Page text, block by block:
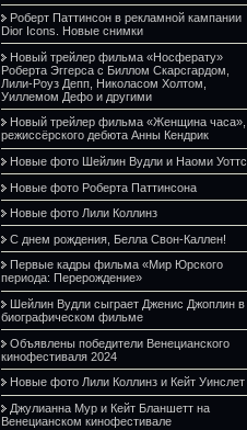
Роберт Паттинсон в рекламной кампании
Dior Icons. Новые снимки
Новый трейлер фильма «Носферату»
Роберта Эггерса с Биллом Скарсгардом,
Лили-Роуз Депп, Николасом Холтом,
Уиллемом Дефо и другими
Новый трейлер фильма «Женщина часа»,
режиссёрского дебюта Анны Кендрик
Новые фото Шейлин Вудли и Наоми Уоттс
Новые фото Роберта Паттинсона
Новые фото Лили Коллинз
С днем рождения, Белла Свон-Каллен!
Первые кадры фильма «Мир Юрского
периода: Перерождение»
Шейлин Вудли сыграет Дженис Джоплин в
биографическом фильме
Объявлены победители Венецианского
кинофестиваля 2024
Новые фото Лили Коллинз и Кейт Уинслет
Джулианна Мур и Кейт Бланшетт на
Венецианском кинофестивале